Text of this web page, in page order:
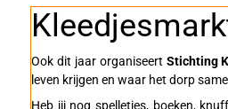
Ook dit jaar organiseert Stichting
leven krijgen en waar het dorp
Heb jij nog spelletjes, boeken,